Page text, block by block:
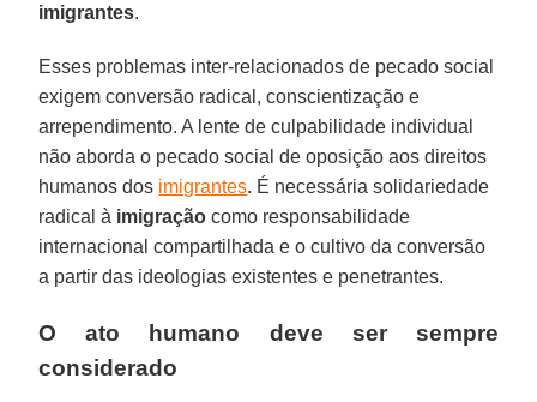
imigrantes.
Esses problemas inter-relacionados de pecado social
exigem conversão radical, conscientização e
arrependimento. A lente de culpabilidade individual
não aborda o pecado social de oposição aos direitos
humanos dos imigrantes. É necessária solidariedade
radical à imigração como responsabilidade
internacional compartilhada e o cultivo da conversão
a partir das ideologias existentes e penetrantes.
O ato humano deve ser sempre
considerado